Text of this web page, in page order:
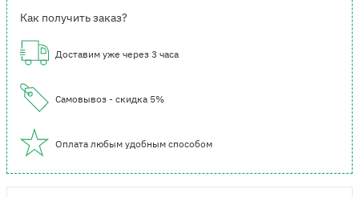
Как получить заказ?
Доставим уже через 3 часа
Самовывоз - скидка 5%
Оплата любым удобным способом